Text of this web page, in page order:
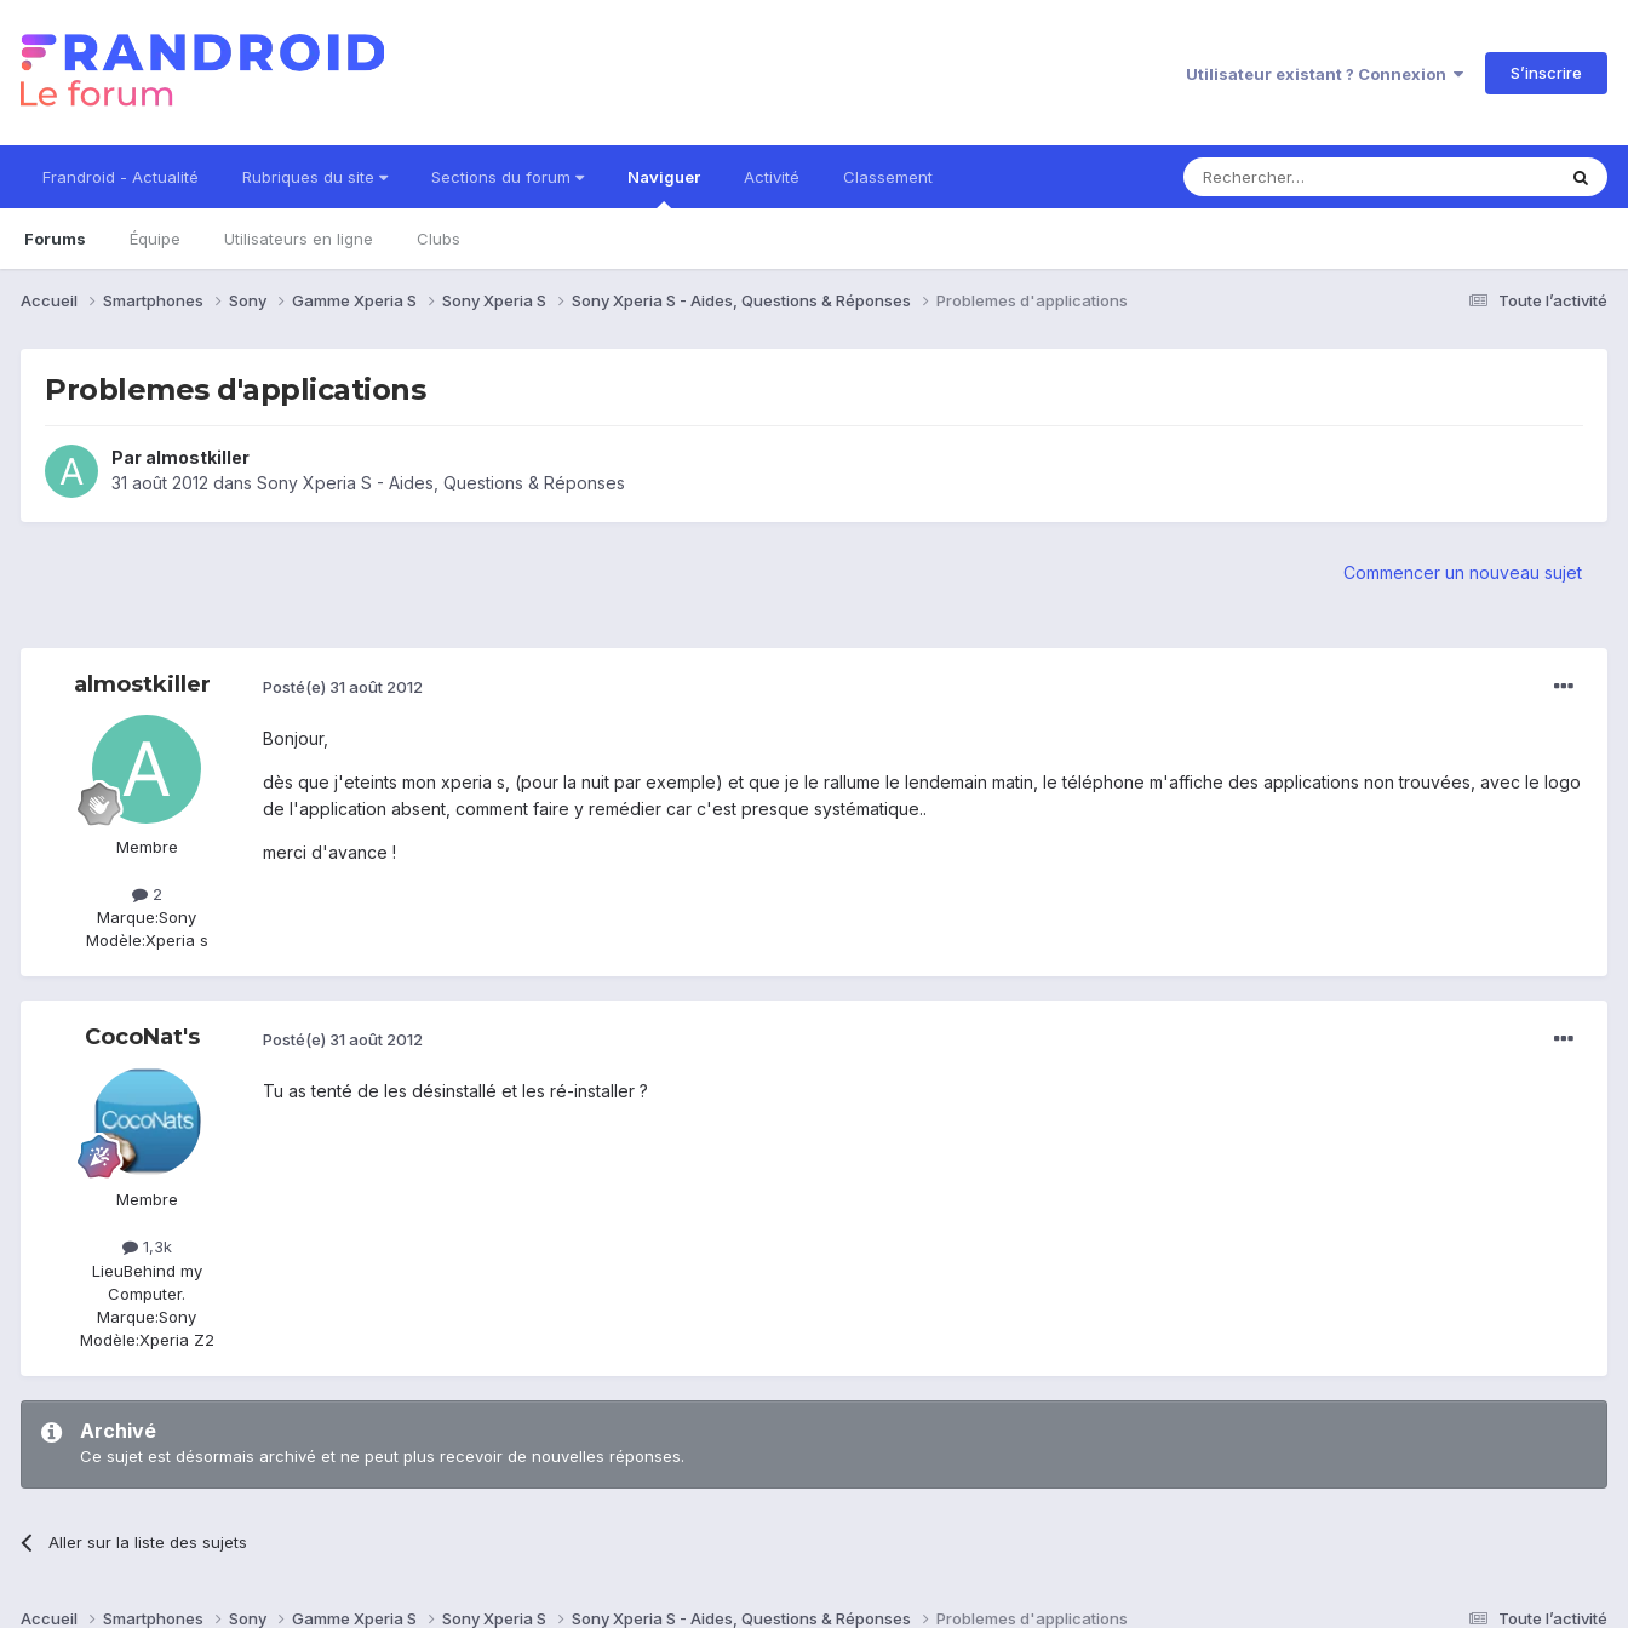
Utilisateur existant ? Connexion S’inscrire
Frandroid - Actualité Rubriques du site Sections du forum Naviguer
Forums Équipe Utilisateurs en ligne Clubs
Activité Classement
Toute l’activité
Accueil Smartphones Sony Gamme Xperia S Sony Xperia S Sony Xperia S - Aides, Questions & Réponses Problemes d'applications
Problemes d'applications
Par almostkiller
31 août 2012 dans Sony Xperia S - Aides, Questions & Réponses
Commencer un nouveau sujet
almostkiller
Membre
2
Marque:Sony
Modèle:Xperia s
Posté(e) 31 août 2012
Bonjour,
dès que j'eteints mon xperia s, (pour la nuit par exemple) et que je le rallume le lendemain matin, le téléphone m'affiche des applications non trouvées, avec le logo
de l'application absent, comment faire y remédier car c'est presque systématique..
merci d'avance !
CocoNat's
Membre
1,3k
LieuBehind my
Computer.
Marque:Sony
Modèle:Xperia Z2
Posté(e) 31 août 2012
Tu as tenté de les désinstallé et les ré-installer ?
Archivé
Ce sujet est désormais archivé et ne peut plus recevoir de nouvelles réponses.
Aller sur la liste des sujets
Toute l’activité
Accueil Smartphones Sony Gamme Xperia S Sony Xperia S Sony Xperia S - Aides, Questions & Réponses Problemes d'applications